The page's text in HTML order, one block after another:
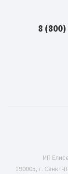
8
ИП
190005, г.